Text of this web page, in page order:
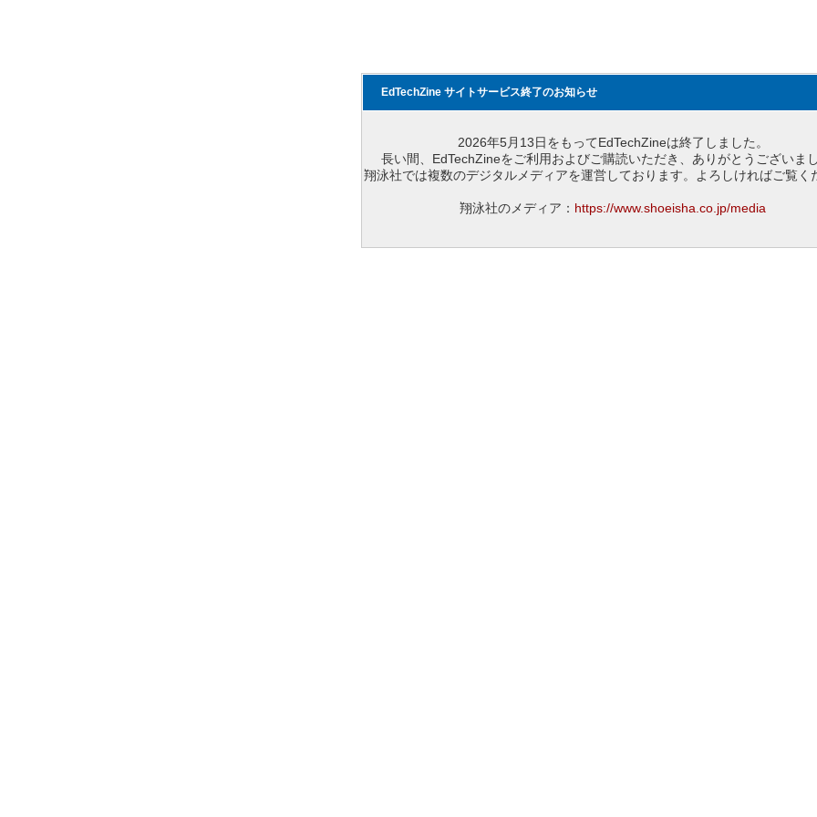
EdTechZine サイトサービス終了のお知らせ
2026年5月13日をもってEdTechZineは終了しました。
長い間、EdTechZineをご利用およびご購読いただき、ありがとうございまし
翔泳社では複数のデジタルメディアを運営しております。よろしければご覧く
翔泳社のメディア： https://www.shoeisha.co.jp/media